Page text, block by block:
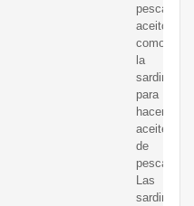
pescado
aceitoso,
como
la
sardina,
para
hacer
aceite
de
pescado.
Las
sardinas